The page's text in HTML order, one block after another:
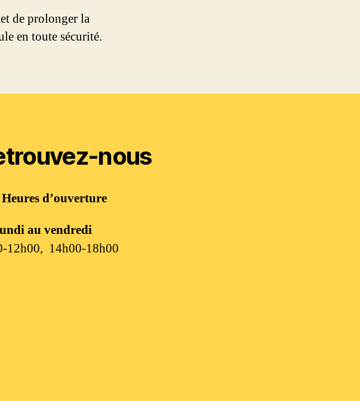
de prolonger la
en toute sécurité.
nous
Heures d’ouverture
au vendredi
12h00, 14h00-18h00